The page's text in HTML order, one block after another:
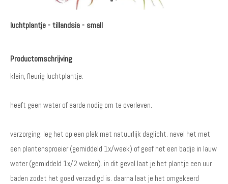
luchtplantje - tillandsia - small
Productomschrijving
klein, fleurig luchtplantje.
heeft geen water of aarde nodig om te overleven.
verzorging: leg het op een plek met natuurlijk daglicht. nevel het met
een plantensproeier (gemiddeld 1x/week) of geef het een badje in lauw
water (gemiddeld 1x/2 weken). in dit geval laat je het plantje een uur
baden zodat het goed verzadigd is. daarna laat je het omgekeerd